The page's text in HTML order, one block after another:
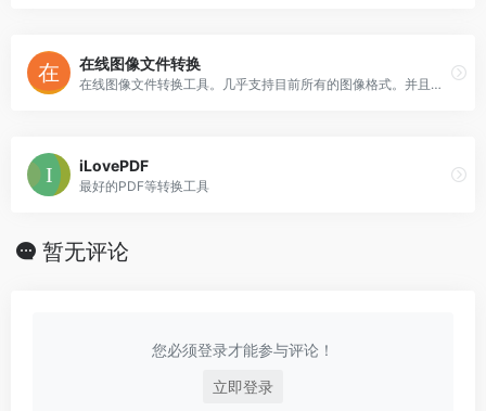
在线图像文件转换
在线图像文件转换工具。几乎支持目前所有的图像格式。并且可以更改图像大小，缩放，旋转，镜像等功能。不需下载软件和插件，可以在线直接转换。
iLovePDF
最好的PDF等转换工具
暂无评论
您必须登录才能参与评论！
立即登录